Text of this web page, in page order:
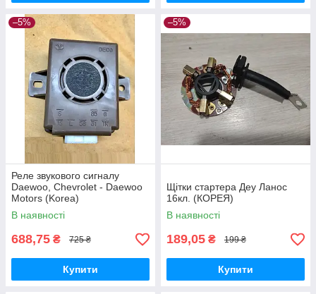
–5%
Реле звукового сигналу
Daewoo, Chevrolet - Daewoo
Motors (Korea)
В наявності
688,75 ₴ 725 ₴
Купити
–5%
Щітки стартера Деу Ланос
16кл. (КОРЕЯ)
В наявності
189,05 ₴ 199 ₴
Купити